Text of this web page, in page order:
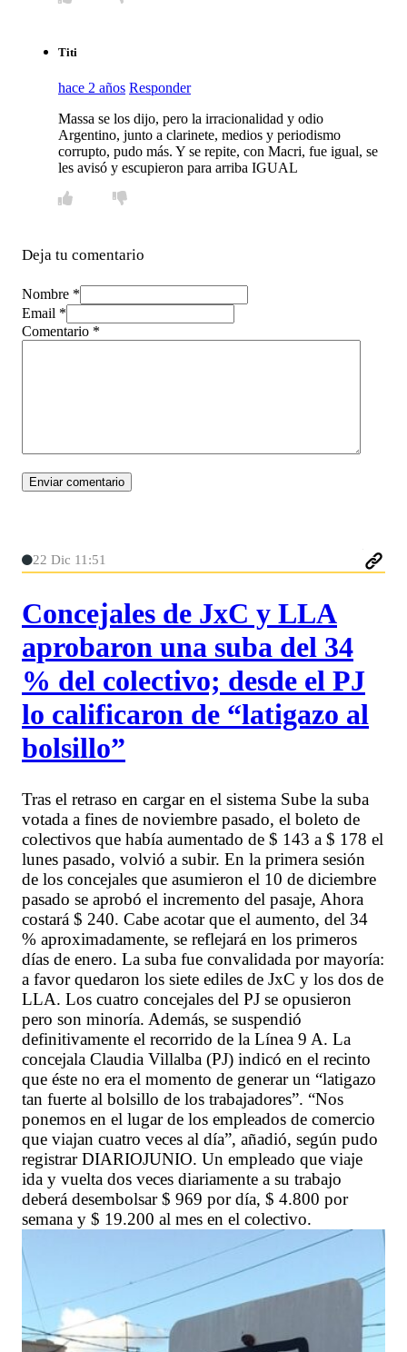
Titi
hace 2 años Responder
Massa se los dijo, pero la irracionalidad y odio
Argentino, junto a clarinete, medios y periodismo
corrupto, pudo más. Y se repite, con Macri, fue igual, se
les avisó y escupieron para arriba IGUAL
Deja tu comentario
Nombre *
Email *
Comentario *
22 Dic 11:51
Concejales de JxC y LLA
aprobaron una suba del 34
% del colectivo; desde el PJ
lo calificaron de “latigazo al
bolsillo”
Tras el retraso en cargar en el sistema Sube la suba
votada a fines de noviembre pasado, el boleto de
colectivos que había aumentado de $ 143 a $ 178 el
lunes pasado, volvió a subir. En la primera sesión
de los concejales que asumieron el 10 de diciembre
pasado se aprobó el incremento del pasaje, Ahora
costará $ 240. Cabe acotar que el aumento, del 34
% aproximadamente, se reflejará en los primeros
días de enero. La suba fue convalidada por mayoría:
a favor quedaron los siete ediles de JxC y los dos de
LLA. Los cuatro concejales del PJ se opusieron
pero son minoría. Además, se suspendió
definitivamente el recorrido de la Línea 9 A. La
concejala Claudia Villalba (PJ) indicó en el recinto
que éste no era el momento de generar un “latigazo
tan fuerte al bolsillo de los trabajadores”. “Nos
ponemos en el lugar de los empleados de comercio
que viajan cuatro veces al día”, añadió, según pudo
registrar DIARIOJUNIO. Un empleado que viaje
ida y vuelta dos veces diariamente a su trabajo
deberá desembolsar $ 969 por día, $ 4.800 por
semana y $ 19.200 al mes en el colectivo.